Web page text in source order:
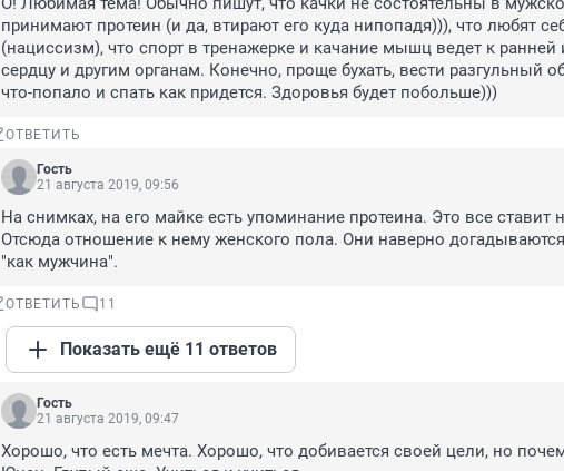
принимают протеин (и да, втирают его куда нипопадя))), что любят
(нациссизм), что спорт в тренажерке и качание мышц ведет к
сердцу и другим органам. Конечно, проще бухать, вести разгульный
что-попало и спать как придется. Здоровья будет побольше)))
ОТВЕТИТЬ
Гость
21 августа 2019, 09:56
На снимках, на его майке есть упоминание протеина. Это все ставит
Отсюда отношение к нему женского пола. Они наверно
"как мужчина".
ОТВЕТИТЬ 11
Показать ещё 11 ответов
Гость
21 августа 2019, 09:47
Хорошо, что есть мечта. Хорошо, что добивается своей цели, но